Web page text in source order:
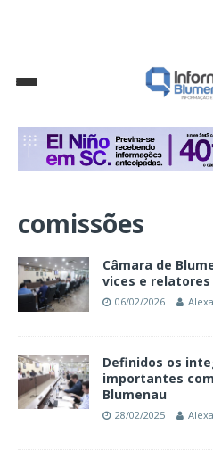
comissões
Câmara de
vices e
06/02/2026
Definidos os
importantes
Blumenau
28/02/2025